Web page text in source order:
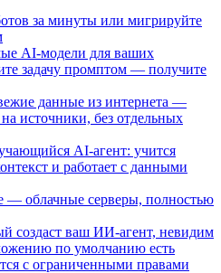
за минуты или мигрируйте
AI-модели для ваших
задачу промптом — получите
данные из интернета —
источники, без отдельных
AI-агент: учится
и работает с данными
— облачные серверы, полностью
создаст ваш ИИ-агент, невидим
по умолчанию есть
с ограниченными правами